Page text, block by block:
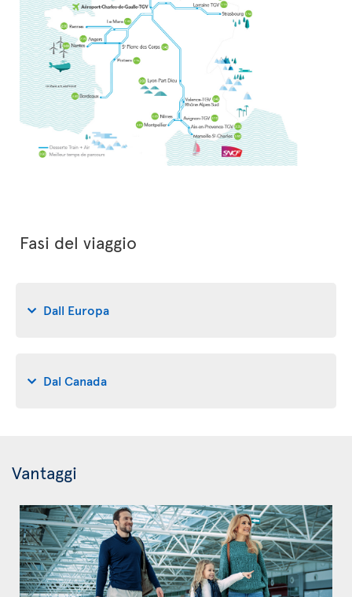
Fasi del viaggio
Dall Europa
Dal Canada
Vantaggi